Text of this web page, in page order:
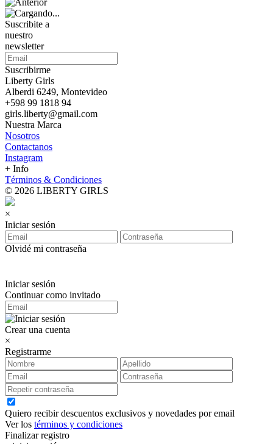
Suscribite a
nuestro
newsletter
Suscribirme
Liberty Girls
Alberdi 6249, Montevideo
+598 99 1818 94
girls.liberty@gmail.com
Nuestra Marca
Nosotros
Contactanos
Instagram
+ Info
Términos & Condiciones
© 2026 LIBERTY GIRLS
×
Iniciar sesión
Olvidé mi contraseña
Iniciar sesión
Continuar como invitado
Crear una cuenta
×
Registrarme
Quiero recibir descuentos exclusivos y novedades por email
Ver los términos y condiciones
Finalizar registro